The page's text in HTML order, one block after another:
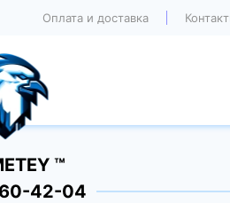
Оплата и доставка
™
42-04